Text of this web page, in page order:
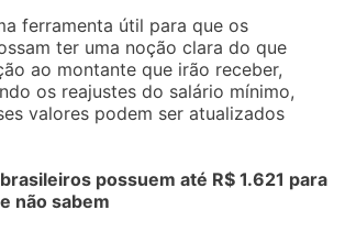
ferramenta útil para que os
ter uma noção clara do que
ao montante que irão receber,
os reajustes do salário mínimo,
valores podem ser atualizados
possuem até R$ 1.621 para
não sabem